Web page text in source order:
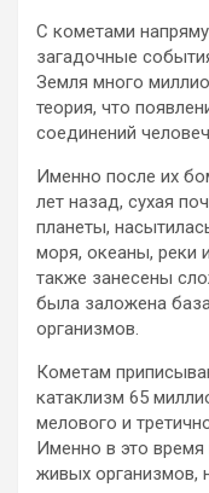
С кометами
загадочные
Земля много
теория, что
соединений
Именно после их
лет назад, сухая
планеты,
моря, океаны, реки
также занесены
была заложена
организмов.
Кометам
катаклизм 65
мелового и
Именно в это время
живых организмов,